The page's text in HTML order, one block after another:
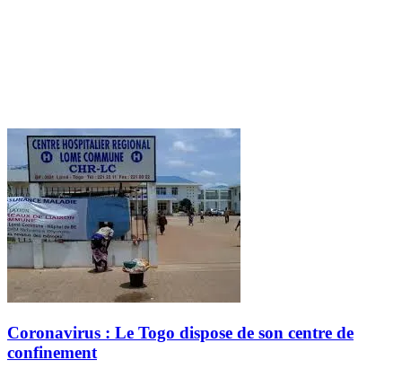
Coronavirus : Le Togo dispose de son centre de
confinement